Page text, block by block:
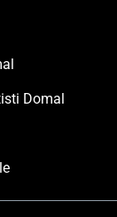
Domal